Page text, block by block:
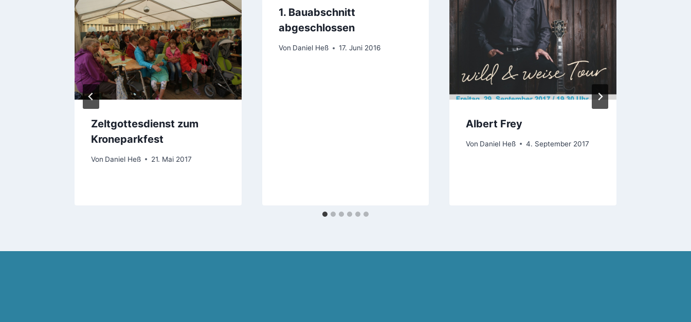
Zeltgottesdienst zum
Kroneparkfest
Von Daniel Heß 21. Mai 2017
1. Bauabschnitt
abgeschlossen
Von Daniel Heß 17. Juni 2016
Albert Frey
Von Daniel Heß 4. September 2017